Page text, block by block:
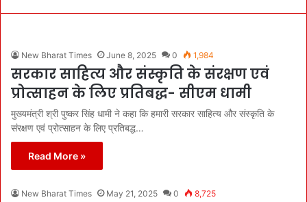
New Bharat Times June 8, 2025 0 1,984
सरकार साहित्य और संस्कृति के संरक्षण एवं
प्रोत्साहन के लिए प्रतिबद्ध- सीएम धामी
मुख्यमंत्री श्री पुष्कर सिंह धामी ने कहा कि हमारी सरकार साहित्य और संस्कृति के
संरक्षण एवं प्रोत्साहन के लिए प्रतिबद्ध…
Read More »
New Bharat Times May 21, 2025 0 8,725